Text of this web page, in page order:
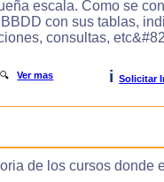
escala. Como se
con sus tablas,
consultas,
🔍Ver mas i Solicitar
de los cursos donde